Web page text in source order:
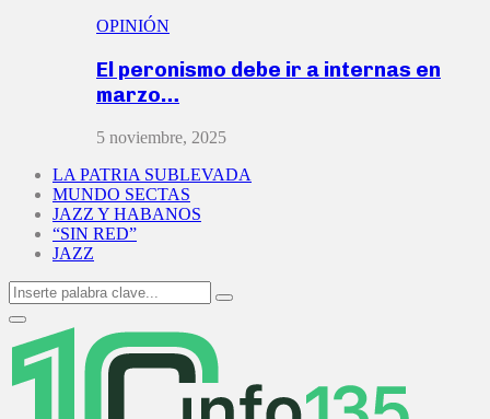
OPINIÓN
El peronismo debe ir a internas en
marzo…
5 noviembre, 2025
LA PATRIA SUBLEVADA
MUNDO SECTAS
JAZZ Y HABANOS
“SIN RED”
JAZZ
Search
for:
Search
Primary
Menu